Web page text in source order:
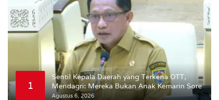
1
Sentil Kepala Daerah yang Terkena OTT,
Mendagri: Mereka Bukan Anak Kemarin Sore
Agustus 6, 2026